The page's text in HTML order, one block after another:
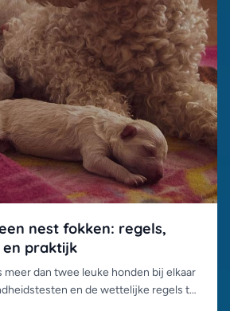
nest fokken: regels,
praktijk
meer dan twee leuke honden bij elkaar
en de wettelijke regels tot